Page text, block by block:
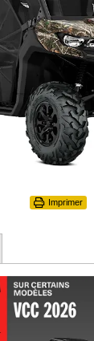
Imprimer